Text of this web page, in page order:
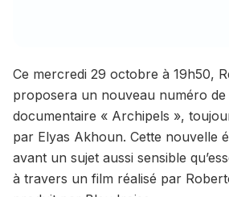
Ce mercredi 29 octobre à 19h50, Réunion La 1ère
proposera un nouveau numéro de
documentaire « Archipels »,
par Elyas Akhoun. Cette nouvelle
avant un sujet aussi sensible
à travers un film réalisé par